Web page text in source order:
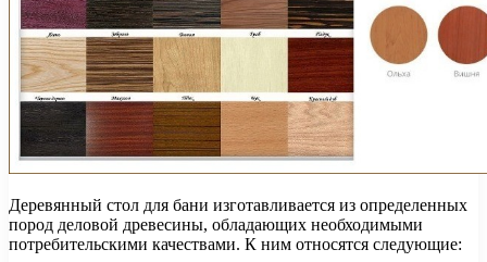
Деревянный стол для бани изготавливается из определенных
пород деловой древесины, обладающих необходимыми
потребительскими качествами. К ним относятся следующие: